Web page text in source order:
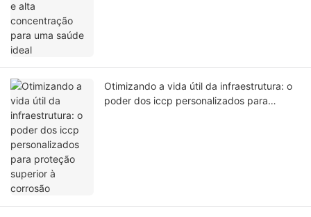
Otimizando a vida útil da infraestrutura: o
poder dos iccp personalizados para